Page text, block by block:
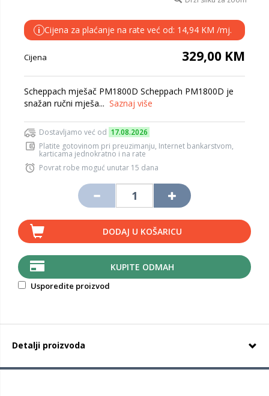
i Cijena za plaćanje na rate već od: 14,94 KM /mj.
Cijena 329,00 KM
Scheppach mješač PM1800D Scheppach PM1800D je
snažan ručni mješa... Saznaj više
Dostavljamo već od 17.08.2026
Platite gotovinom pri preuzimanju, Internet bankarstvom,
karticama jednokratno i na rate
Povrat robe moguć unutar 15 dana
DODAJ U KOŠARICU
KUPITE ODMAH
Usporedite proizvod
Detalji proizvoda